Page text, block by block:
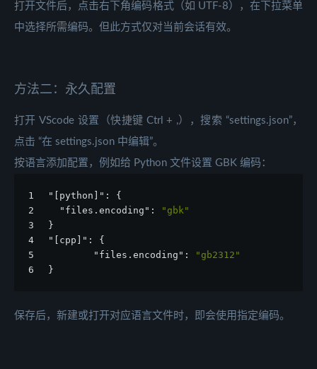
打开文件后，点击右下角编码格式（如 UTF-8），在下拉菜单
中选择所需编码。但此方式仅对当前会话有效。
方法二：永久配置
打开 VScode 设置（快捷键 Ctrl + ,），搜索 “settings.json”，
点击 “在 settings.json 中编辑”。
按语言添加配置，例如给 Python 文件设置 GBK 编码：
1
2
3
4
5
6
"[python]" :
{
"files.encoding" :
"gbk"
}
"[cpp]" :
{
"files.encoding" :
"gb2312"
}
保存后，新建或打开对应语言文件时，即会使用指定编码。